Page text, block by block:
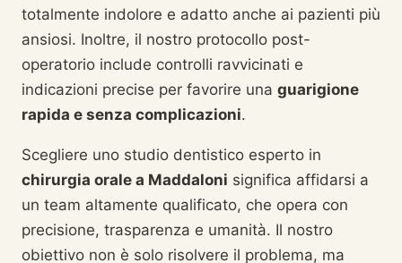
totalmente indolore e adatto anche ai pazienti più
ansiosi. Inoltre, il nostro protocollo post-
operatorio include controlli ravvicinati e
indicazioni precise per favorire una guarigione
rapida e senza complicazioni.
Scegliere uno studio dentistico esperto in
chirurgia orale a Maddaloni significa affidarsi a
un team altamente qualificato, che opera con
precisione, trasparenza e umanità. Il nostro
obiettivo non è solo risolvere il problema, ma